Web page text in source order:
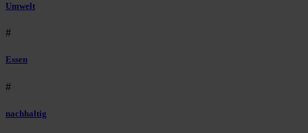
Umwelt
#
Essen
#
nachhaltig